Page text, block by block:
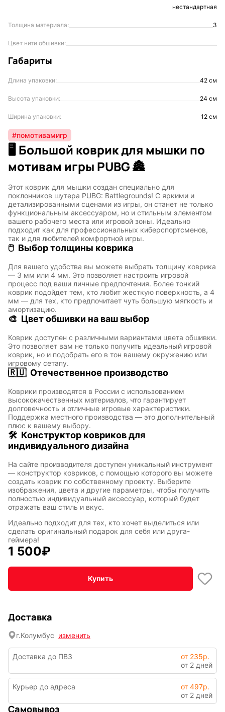
нестандартная
Толщина материала: 3
Цвет нити обшивки:
Габариты
Длина упаковки: 42 см
Высота упаковки: 24 см
Ширина упаковки: 12 см
#помотивамигр
🖥️ Большой коврик для мышки по
мотивам игры PUBG 🏯
Этот коврик для мышки создан специально для
поклонников шутера PUBG: Battlegrounds! С яркими и
детализированными сценами из игры, он станет не только
функциональным аксессуаром, но и стильным элементом
вашего рабочего места или игровой зоны. Идеально
подходит как для профессиональных киберспортсменов,
так и для любителей комфортной игры.
🖱 Выбор толщины коврика
Для вашего удобства вы можете выбрать толщину коврика
— 3 мм или 4 мм. Это позволяет настроить игровой
процесс под ваши личные предпочтения. Более тонкий
коврик подойдет тем, кто любит жесткую поверхность, а 4
мм — для тех, кто предпочитает чуть большую мягкость и
амортизацию.
🎨 Цвет обшивки на ваш выбор
Коврик доступен с различными вариантами цвета обшивки.
Это позволяет вам не только получить идеальный игровой
коврик, но и подобрать его в тон вашему окружению или
игровому сетапу.
🇷🇺 Отечественное производство
Коврики производятся в России с использованием
высококачественных материалов, что гарантирует
долговечность и отличные игровые характеристики.
Поддержка местного производства — это дополнительный
плюс к вашему выбору.
🛠 Конструктор ковриков для
индивидуального дизайна
На сайте производителя доступен уникальный инструмент
— конструктор ковриков, с помощью которого вы можете
создать коврик по собственному проекту. Выберите
изображения, цвета и другие параметры, чтобы получить
полностью индивидуальный аксессуар, который будет
отражать ваш стиль и вкус.
Идеально подходит для тех, кто хочет выделиться или
сделать оригинальный подарок для себя или друга-
геймера!
1 500₽
Купить
Доставка
г.Колумбус изменить
Доставка до ПВЗ
от 235р.
от 2 дней
Курьер до адреса
от 497р.
от 2 дней
Самовывоз
Символы
года
Hot Wheels
Горячие
клавиши
Восточный
стиль
Кудряшка